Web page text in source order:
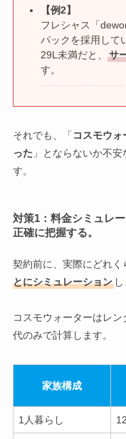
【例2】
フレシャス「
パックを採用して
29L未満だと、サ
す。
それでも、「 コスモウ
った 」とならないか不
す。
対策1：料金シミュレ
正確に把握する。
契約前に、実際にどれく
とにシミュレーションし
コスモウォーターはレ
代のみで計算します。
家族構成
1人暮らし